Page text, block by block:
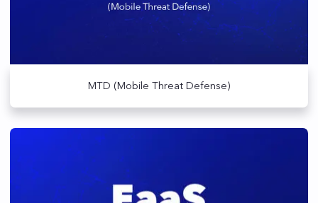
MTD (Mobile Threat Defense)